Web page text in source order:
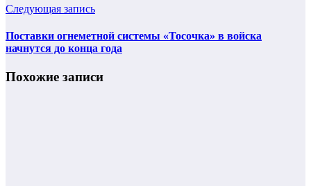
Следующая запись
Поставки огнеметной системы «Тосочка» в войска
начнутся до конца года
Похожие записи